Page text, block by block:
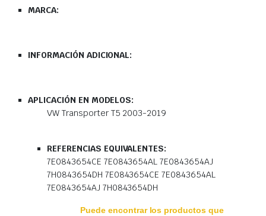
MARCA:
INFORMACIÓN ADICIONAL:
APLICACIÓN EN MODELOS:
VW Transporter T5 2003-2019
REFERENCIAS EQUIVALENTES:
7E0843654CE 7E0843654AL 7E0843654AJ
7H0843654DH 7E0843654CE 7E0843654AL
7E0843654AJ 7H0843654DH
Puede encontrar los productos que